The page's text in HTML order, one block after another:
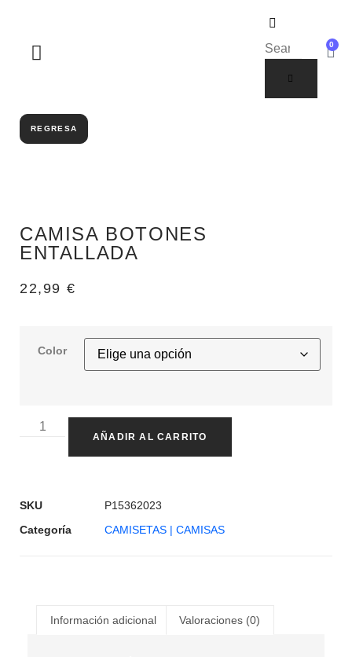
0
REGRESA
CAMISA BOTONES
ENTALLADA
22,99 €
Color
AÑADIR AL CARRITO
SKU
P15362023
Categoría
CAMISETAS | CAMISAS
Información adicional Valoraciones (0)